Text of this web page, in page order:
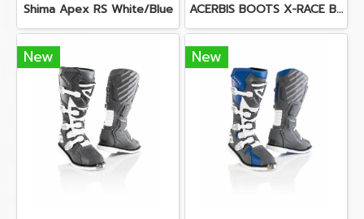
Shima Apex RS White/Blue ACERBIS BOOTS X-RACE BLACK
New New